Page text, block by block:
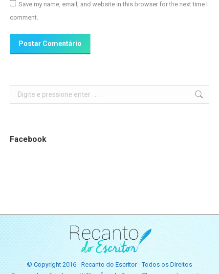
Save my name, email, and website in this browser for the next time I
comment.
Postar Comentário
Search:
Facebook
© Copyright 2016 - Recanto do Escritor - Todos os Direitos